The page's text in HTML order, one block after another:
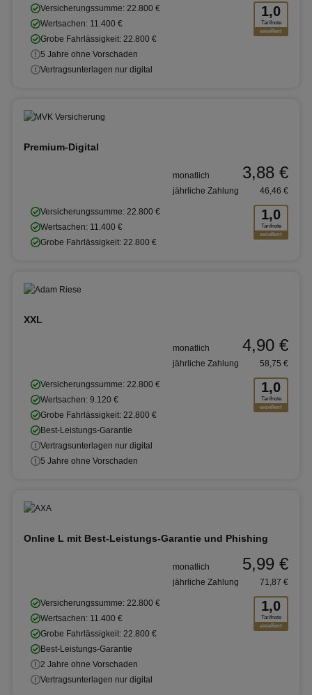
1,0
Tarifnote
excellent
Versicherungssumme: 22.800 €
Wertsachen: 11.400 €
Grobe Fahrlässigkeit: 22.800 €
5 Jahre ohne Vorschaden
Vertragsunterlagen nur digital
Premium-Digital
1,0
Tarifnote
excellent
Versicherungssumme: 22.800 €
Wertsachen: 11.400 €
Grobe Fahrlässigkeit: 22.800 €
monatlich 3,88 €
jährliche Zahlung 46,46 €
XXL
1,0
Tarifnote
excellent
Versicherungssumme: 22.800 €
Wertsachen: 9.120 €
Grobe Fahrlässigkeit: 22.800 €
Best-Leistungs-Garantie
Vertragsunterlagen nur digital
5 Jahre ohne Vorschaden
monatlich 4,90 €
jährliche Zahlung 58,75 €
Online L mit Best-Leistungs-Garantie und Phishing
1,0
Tarifnote
excellent
Versicherungssumme: 22.800 €
Wertsachen: 11.400 €
Grobe Fahrlässigkeit: 22.800 €
Best-Leistungs-Garantie
2 Jahre ohne Vorschaden
Vertragsunterlagen nur digital
monatlich 5,99 €
jährliche Zahlung 71,87 €